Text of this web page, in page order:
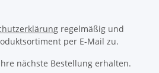
regelmäßig und
per E-Mail zu.
nächste Bestellung erhalten.